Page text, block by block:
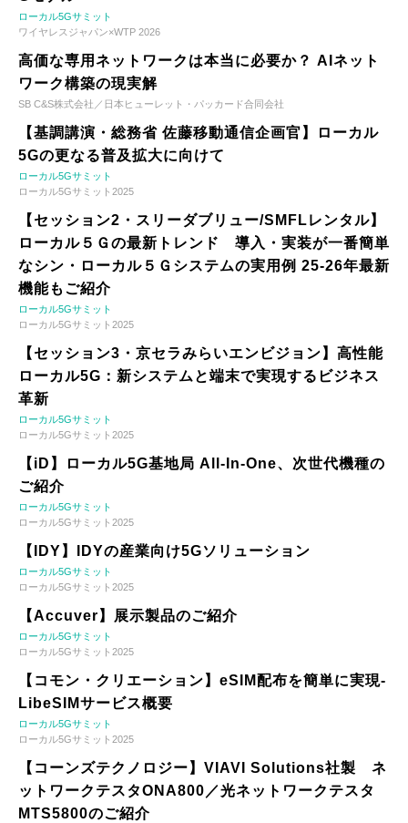
ローカル5Gサミット
ワイヤレスジャパン×WTP 2026
高価な専用ネットワークは本当に必要か？ AIネット
ワーク構築の現実解
SB C&S株式会社／日本ヒューレット・パッカード合同会社
【基調講演・総務省 佐藤移動通信企画官】ローカル
5Gの更なる普及拡大に向けて
ローカル5Gサミット
ローカル5Gサミット2025
【セッション2・スリーダブリュー/SMFLレンタル】
ローカル５Ｇの最新トレンド 導入・実装が一番簡単
なシン・ローカル５Ｇシステムの実用例 25-26年最新
機能もご紹介
ローカル5Gサミット
ローカル5Gサミット2025
【セッション3・京セラみらいエンビジョン】高性能
ローカル5G：新システムと端末で実現するビジネス
革新
ローカル5Gサミット
ローカル5Gサミット2025
【iD】ローカル5G基地局 All-In-One、次世代機種の
ご紹介
ローカル5Gサミット
ローカル5Gサミット2025
【IDY】IDYの産業向け5Gソリューション
ローカル5Gサミット
ローカル5Gサミット2025
【Accuver】展示製品のご紹介
ローカル5Gサミット
ローカル5Gサミット2025
【コモン・クリエーション】eSIM配布を簡単に実現-
LibeSIMサービス概要
ローカル5Gサミット
ローカル5Gサミット2025
【コーンズテクノロジー】VIAVI Solutions社製 ネ
ットワークテスタONA800／光ネットワークテスタ
MTS5800のご紹介